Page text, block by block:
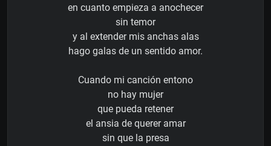
en cuanto empieza a anochecer
sin temor
y al extender mis anchas alas
hago galas de un sentido amor.
Cuando mi canción entono
no hay mujer
que pueda retener
el ansia de querer amar
sin que la presa